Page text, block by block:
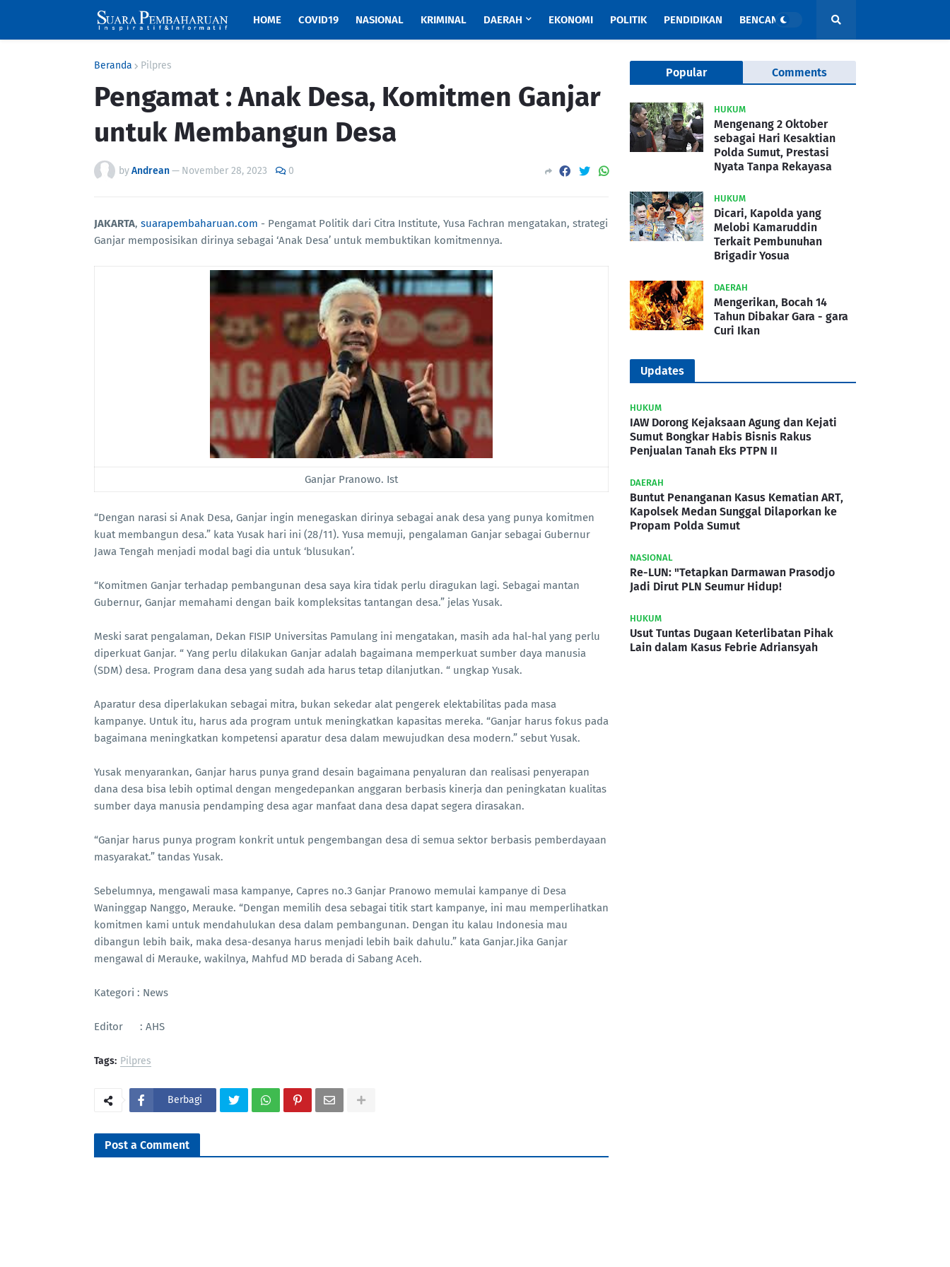
HOME COVID19 NASIONAL KRIMINAL DAERAH EKONOMI POLITIK PENDIDIKAN BENCANA
Beranda Pilpres
Pengamat : Anak Desa, Komitmen Ganjar
untuk Membangun Desa
byAndrean— November 28, 2023 0
JAKARTA, suarapembaharuan.com - Pengamat Politik dari Citra Institute, Yusa Fachran mengatakan, strategi
Ganjar memposisikan dirinya sebagai ‘Anak Desa’ untuk membuktikan komitmennya.
Ganjar Pranowo. Ist
“Dengan narasi si Anak Desa, Ganjar ingin menegaskan dirinya sebagai anak desa yang punya komitmen
kuat membangun desa.” kata Yusak hari ini (28/11). Yusa memuji, pengalaman Ganjar sebagai Gubernur
Jawa Tengah menjadi modal bagi dia untuk ‘blusukan’.
“Komitmen Ganjar terhadap pembangunan desa saya kira tidak perlu diragukan lagi. Sebagai mantan
Gubernur, Ganjar memahami dengan baik kompleksitas tantangan desa.” jelas Yusak.
Meski sarat pengalaman, Dekan FISIP Universitas Pamulang ini mengatakan, masih ada hal-hal yang perlu
diperkuat Ganjar. “ Yang perlu dilakukan Ganjar adalah bagaimana memperkuat sumber daya manusia
(SDM) desa. Program dana desa yang sudah ada harus tetap dilanjutkan. “ ungkap Yusak.
Aparatur desa diperlakukan sebagai mitra, bukan sekedar alat pengerek elektabilitas pada masa
kampanye. Untuk itu, harus ada program untuk meningkatkan kapasitas mereka. “Ganjar harus fokus pada
bagaimana meningkatkan kompetensi aparatur desa dalam mewujudkan desa modern.” sebut Yusak.
Yusak menyarankan, Ganjar harus punya grand desain bagaimana penyaluran dan realisasi penyerapan
dana desa bisa lebih optimal dengan mengedepankan anggaran berbasis kinerja dan peningkatan kualitas
sumber daya manusia pendamping desa agar manfaat dana desa dapat segera dirasakan.
“Ganjar harus punya program konkrit untuk pengembangan desa di semua sektor berbasis pemberdayaan
masyarakat.” tandas Yusak.
Sebelumnya, mengawali masa kampanye, Capres no.3 Ganjar Pranowo memulai kampanye di Desa
Waninggap Nanggo, Merauke. “Dengan memilih desa sebagai titik start kampanye, ini mau memperlihatkan
komitmen kami untuk mendahulukan desa dalam pembangunan. Dengan itu kalau Indonesia mau
dibangun lebih baik, maka desa-desanya harus menjadi lebih baik dahulu.” kata Ganjar.Jika Ganjar
mengawal di Merauke, wakilnya, Mahfud MD berada di Sabang Aceh.
Kategori : News
Editor : AHS
Tags: Pilpres
Berbagi
Post a Comment
Popular Comments
HUKUM
Mengenang 2 Oktober
sebagai Hari Kesaktian
Polda Sumut, Prestasi
Nyata Tanpa Rekayasa
HUKUM
Dicari, Kapolda yang
Melobi Kamaruddin
Terkait Pembunuhan
Brigadir Yosua
DAERAH
Mengerikan, Bocah 14
Tahun Dibakar Gara - gara
Curi Ikan
Updates
HUKUM
IAW Dorong Kejaksaan Agung dan Kejati
Sumut Bongkar Habis Bisnis Rakus
Penjualan Tanah Eks PTPN II
DAERAH
Buntut Penanganan Kasus Kematian ART,
Kapolsek Medan Sunggal Dilaporkan ke
Propam Polda Sumut
NASIONAL
Re-LUN: "Tetapkan Darmawan Prasodjo
Jadi Dirut PLN Seumur Hidup!
HUKUM
Usut Tuntas Dugaan Keterlibatan Pihak
Lain dalam Kasus Febrie Adriansyah